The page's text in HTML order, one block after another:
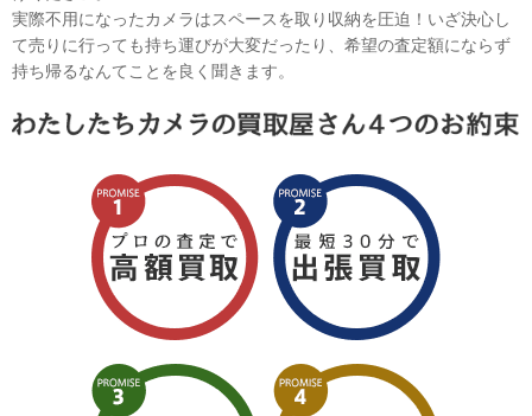
実際不用になったカメラはスペースを取り収納を圧迫！いざ決心し
て売りに行っても持ち運びが大変だったり、希望の査定額にならず
持ち帰るなんてことを良く聞きます。